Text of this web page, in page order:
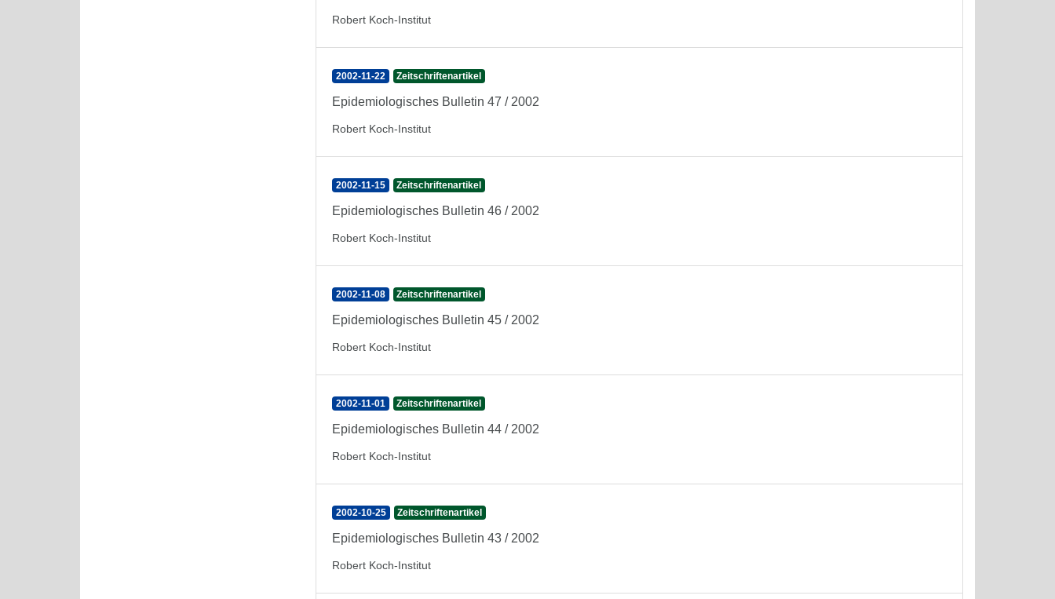
Robert Koch-Institut
2002-11-22 Zeitschriftenartikel
Epidemiologisches Bulletin 47 / 2002
Robert Koch-Institut
2002-11-15 Zeitschriftenartikel
Epidemiologisches Bulletin 46 / 2002
Robert Koch-Institut
2002-11-08 Zeitschriftenartikel
Epidemiologisches Bulletin 45 / 2002
Robert Koch-Institut
2002-11-01 Zeitschriftenartikel
Epidemiologisches Bulletin 44 / 2002
Robert Koch-Institut
2002-10-25 Zeitschriftenartikel
Epidemiologisches Bulletin 43 / 2002
Robert Koch-Institut